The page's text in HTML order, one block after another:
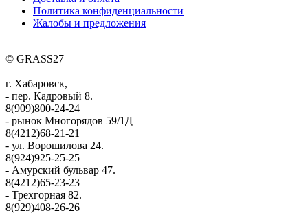
Политика конфиденциальности
Жалобы и предложения
© GRASS27
г. Хабаровск,
- пер. Кадровый 8.
8(909)800-24-24
- рынок Многорядов 59/1Д
8(4212)68-21-21
- ул. Ворошилова 24.
8(924)925-25-25
- Амурский бульвар 47.
8(4212)65-23-23
- Трехгорная 82.
8(929)408-26-26